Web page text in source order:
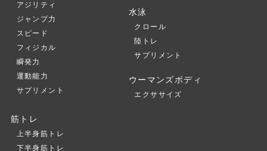
アジリティ
ジャンプ力
スピード
フィジカル
瞬発力
運動能力
サプリメント
水泳
クロール
陸トレ
サプリメント
ウーマンズボディ
エクササイズ
筋トレ
上半身筋トレ
下半身筋トレ